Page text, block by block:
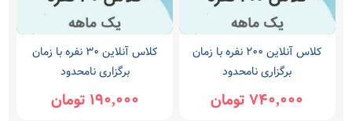
کلاس آنلاین 200 نفره با زمان
برگزاری نامحدود
740,000 تومان
کلاس آنلاین 30 نفره با زمان
برگزاری نامحدود
190,000 تومان